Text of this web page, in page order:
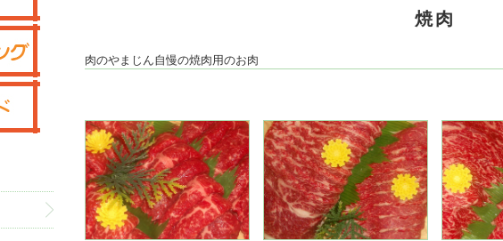
焼肉
肉のやまじん自慢の焼肉用のお肉